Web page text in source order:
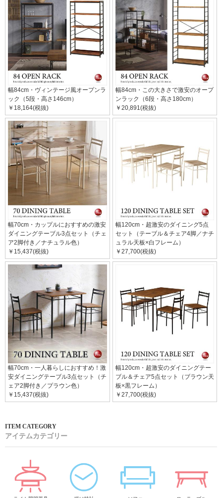
幅84cm・ヴィンテージ風オープンラ
ック（5段・高さ146cm）
￥18,164(税抜)
幅84cm・この大きさで激安のオープ
ンラック（6段・高さ180cm）
￥20,891(税抜)
幅70cm・カップルにおすすめの激安
ダイニングテーブル3点セット（チェ
ア2脚付き／ナチュラル色）
￥15,437(税抜)
幅120cm・超激安のダイニング5点
セット（テーブル＆チェア4脚／ナチ
ュラル天板×白フレーム）
￥27,700(税抜)
幅70cm・一人暮らしにおすすめ！激
安ダイニングテーブル3点セット（チ
ェア2脚付き／プラウン色）
￥15,437(税抜)
幅120cm・超激安のダイニングテー
ブル＆チェア5点セット（ブラウン天
板×黒フレーム）
￥27,700(税抜)
アイテムカテゴリー